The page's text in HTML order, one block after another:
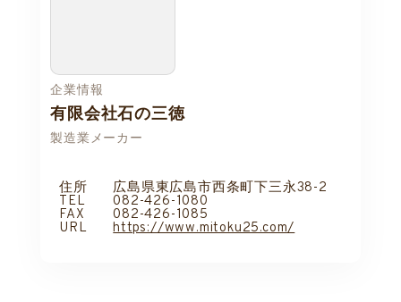
企業情報
有限会社石の三徳
製造業メーカー
住所 広島県東広島市西条町下三永38-2
TEL 082-426-1080
FAX 082-426-1085
URL https://www.mitoku25.com/